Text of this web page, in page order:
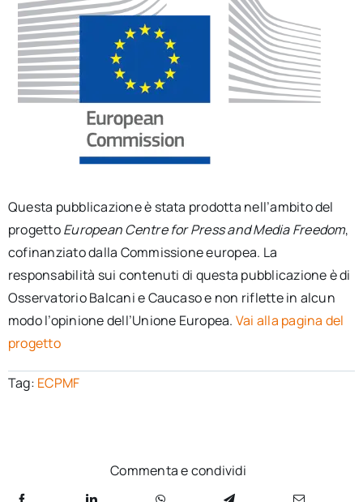
Questa pubblicazione è stata prodotta nell’ambito del
progettoEuropean Centre for Press and Media Freedom,
cofinanziato dalla Commissione europea. La
responsabilità sui contenuti di questa pubblicazione è di
Osservatorio Balcani e Caucaso e non riflette in alcun
modo l’opinione dell’Unione Europea. Vai alla pagina del
progetto
Tag: ECPMF
Commenta e condividi